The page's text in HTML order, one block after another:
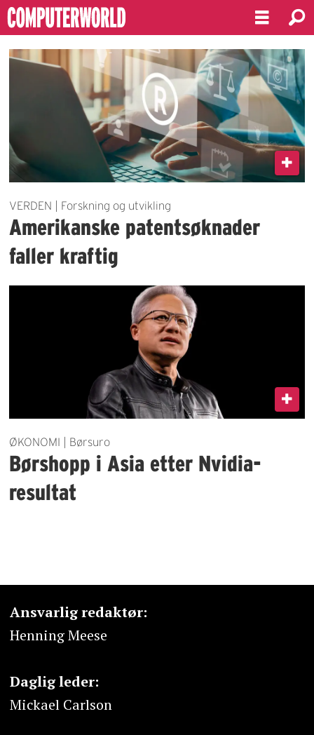
Emne:
VERDEN | Forskning og utvikling
Amerikanske patentsøknader
faller kraftig
ØKONOMI | Børsuro
Børshopp i Asia etter Nvidia-
resultat
Ansvarlig redaktør:
Henning Meese
Daglig leder:
Mickael Carlson